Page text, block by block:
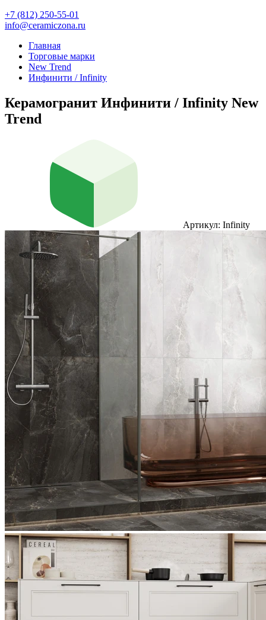
+7 (812) 250-55-01
info@ceramiczona.ru
Главная
Торговые марки
New Trend
Инфинити / Infinity
Керамогранит Инфинити / Infinity New
Trend
Артикул: Infinity